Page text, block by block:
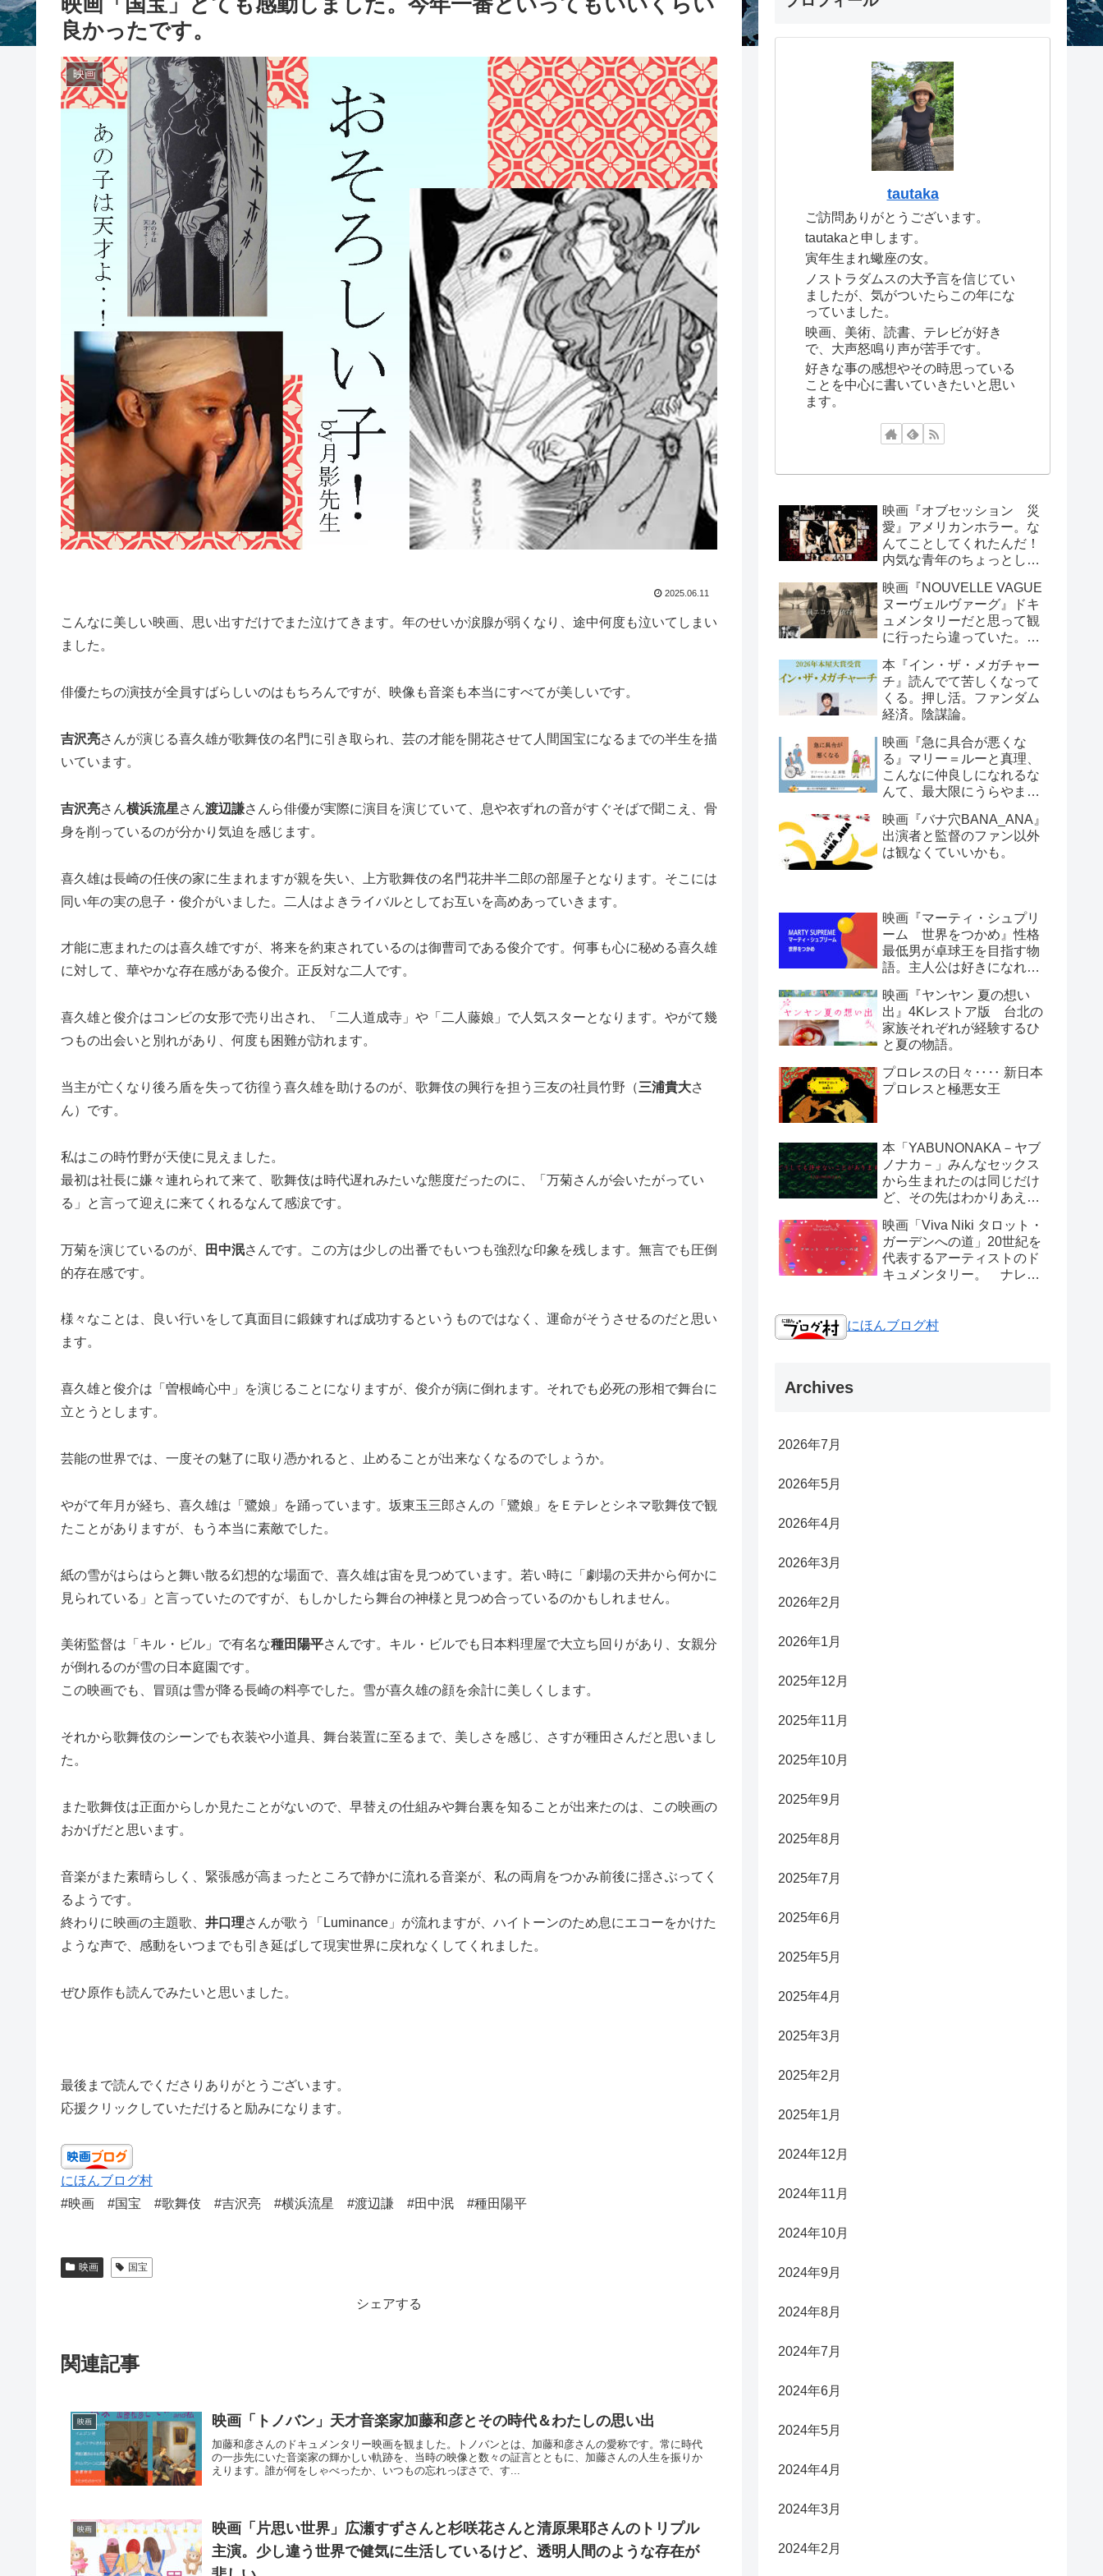
良かったです。
映画
2025.06.11
こんなに美しい映画、思い出すだけでまた泣けてきます。年のせいか涙腺が弱くなり、途中何度も泣いてしまい
ました。
俳優たちの演技が全員すばらしいのはもちろんですが、映像も音楽も本当にすべてが美しいです。
吉沢亮さんが演じる喜久雄が歌舞伎の名門に引き取られ、芸の才能を開花させて人間国宝になるまでの半生を描
いています。
吉沢亮さん横浜流星さん渡辺謙さんら俳優が実際に演目を演じていて、息や衣ずれの音がすぐそばで聞こえ、骨
身を削っているのが分かり気迫を感じます。
喜久雄は長崎の任侠の家に生まれますが親を失い、上方歌舞伎の名門花井半二郎の部屋子となります。そこには
同い年の実の息子・俊介がいました。二人はよきライバルとしてお互いを高めあっていきます。
才能に恵まれたのは喜久雄ですが、将来を約束されているのは御曹司である俊介です。何事も心に秘める喜久雄
に対して、華やかな存在感がある俊介。正反対な二人です。
喜久雄と俊介はコンビの女形で売り出され、「二人道成寺」や「二人藤娘」で人気スターとなります。やがて幾
つもの出会いと別れがあり、何度も困難が訪れます。
当主が亡くなり後ろ盾を失って彷徨う喜久雄を助けるのが、歌舞伎の興行を担う三友の社員竹野（三浦貴大さ
ん）です。
私はこの時竹野が天使に見えました。
最初は社長に嫌々連れられて来て、歌舞伎は時代遅れみたいな態度だったのに、「万菊さんが会いたがってい
る」と言って迎えに来てくれるなんて感涙です。
万菊を演じているのが、 田中泯さんです。この方は少しの出番でもいつも強烈な印象を残します。無言でも圧倒
的存在感です。
様々なことは、良い行いをして真面目に鍛錬すれば成功するというものではなく、運命がそうさせるのだと思い
ます。
喜久雄と俊介は「曽根崎心中」を演じることになりますが、俊介が病に倒れます。それでも必死の形相で舞台に
立とうとします。
芸能の世界では、一度その魅了に取り憑かれると、止めることが出来なくなるのでしょうか。
やがて年月が経ち、喜久雄は「鷺娘」を踊っています。坂東玉三郎さんの「鷺娘」をＥテレとシネマ歌舞伎で観
たことがありますが、もう本当に素敵でした。
紙の雪がはらはらと舞い散る幻想的な場面で、喜久雄は宙を見つめています。若い時に「劇場の天井から何かに
見られている」と言っていたのですが、もしかしたら舞台の神様と見つめ合っているのかもしれません。
美術監督は「キル・ビル」で有名な種田陽平さんです。キル・ビルでも日本料理屋で大立ち回りがあり、女親分
が倒れるのが雪の日本庭園です。
この映画でも、冒頭は雪が降る長崎の料亭でした。雪が喜久雄の顔を余計に美しくします。
それから歌舞伎のシーンでも衣装や小道具、舞台装置に至るまで、美しさを感じ、さすが種田さんだと思いまし
た。
また歌舞伎は正面からしか見たことがないので、早替えの仕組みや舞台裏を知ることが出来たのは、この映画の
おかげだと思います。
音楽がまた素晴らしく、緊張感が高まったところで静かに流れる音楽が、私の両肩をつかみ前後に揺さぶってく
るようです。
終わりに映画の主題歌、 井口理さんが歌う「Luminance」が流れますが、ハイトーンのため息にエコーをかけた
ような声で、感動をいつまでも引き延ばして現実世界に戻れなくしてくれました。
ぜひ原作も読んでみたいと思いました。
最後まで読んでくださりありがとうございます。
応援クリックしていただけると励みになります。
にほんブログ村
#映画 #国宝 #歌舞伎 #吉沢亮 #横浜流星 #渡辺謙 #田中泯 #種田陽平
映画 国宝
シェアする
関連記事
映画 映画「トノバン」天才音楽家加藤和彦とその時代＆わたしの思い出
加藤和彦さんのドキュメンタリー映画を観ました。トノバンとは、加藤和彦さんの愛称です。常に時代
の一歩先にいた音楽家の輝かしい軌跡を、当時の映像と数々の証言とともに、加藤さんの人生を振りか
えります。誰が何をしゃべったか、いつもの忘れっぽさで、す...
映画
映画「片思い世界」広瀬すずさんと杉咲花さんと清原果耶さんのトリプル
主演。少し違う世界で健気に生活しているけど、透明人間のような存在が
tautaka
ご訪問ありがとうございます。
tautakaと申します。
寅年生まれ蠍座の女。
ノストラダムスの大予言を信じてい
ましたが、気がついたらこの年にな
っていました。
映画、美術、読書、テレビが好き
で、大声怒鳴り声が苦手です。
好きな事の感想やその時思っている
ことを中心に書いていきたいと思い
ます。
映画『オブセッション 災
愛』アメリカンホラー。な
んてことしてくれたんだ！
内気な青年のちょっとした
えるシーンもあります。
映画『NOUVELLE VAGUE
ヌーヴェルヴァーグ』ドキ
ュメンタリーだと思って観
に行ったら違っていた。こ
の？と思っていたら世紀の
傑作が出来たという、すご
い話し。
本『イン・ザ・メガチャー
チ』読んでて苦しくなって
くる。押し活。ファンダム
経済。陰謀論。
映画『急に具合が悪くな
る』マリー＝ルーと真理、
こんなに仲良しになれるな
んて、最大限にうらやまし
哲学と文化人類学。ほぼ会
話劇です。
映画『バナ穴BANA_ANA』
出演者と監督のファン以外
は観なくていいかも。
映画『マーティ・シュプリ
ーム 世界をつかめ』性格
最低男が卓球王を目指す物
語。主人公は好きになれな
映画『ヤンヤン 夏の想い
出』4Kレストア版 台北の
家族それぞれが経験するひ
と夏の物語。
プロレスの日々‥‥ 新日本
プロレスと極悪女王
本「YABUNONAKA－ヤブ
ノナカ－」みんなセックス
から生まれたのは同じだけ
ど、その先はわかりあえな
映画「Viva Niki タロット・
ガーデンへの道」20世紀を
代表するアーティストのド
キュメンタリー。 ナレー
にほんブログ村
Archives
2026年7月
2026年5月
2026年4月
2026年3月
2026年2月
2026年1月
2025年12月
2025年11月
2025年10月
2025年9月
2025年8月
2025年7月
2025年6月
2025年5月
2025年4月
2025年3月
2025年2月
2025年1月
2024年12月
2024年11月
2024年10月
2024年9月
2024年8月
2024年7月
2024年6月
2024年5月
2024年4月
2024年3月
2024年2月